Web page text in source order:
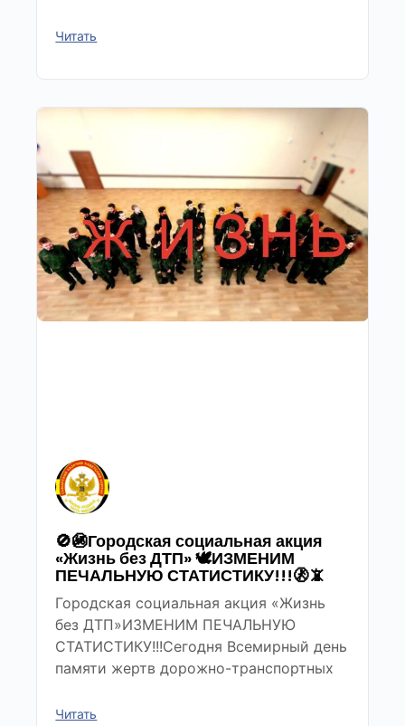
Читать
🚫🚳Городская социальная акция
«Жизнь без ДТП» 🕊ИЗМЕНИМ
ПЕЧАЛЬНУЮ СТАТИСТИКУ!!!🚷📵
Городская социальная акция «Жизнь
без ДТП»ИЗМЕНИМ ПЕЧАЛЬНУЮ
СТАТИСТИКУ!!!Сегодня Всемирный день
памяти жертв дорожно-транспортных
Читать